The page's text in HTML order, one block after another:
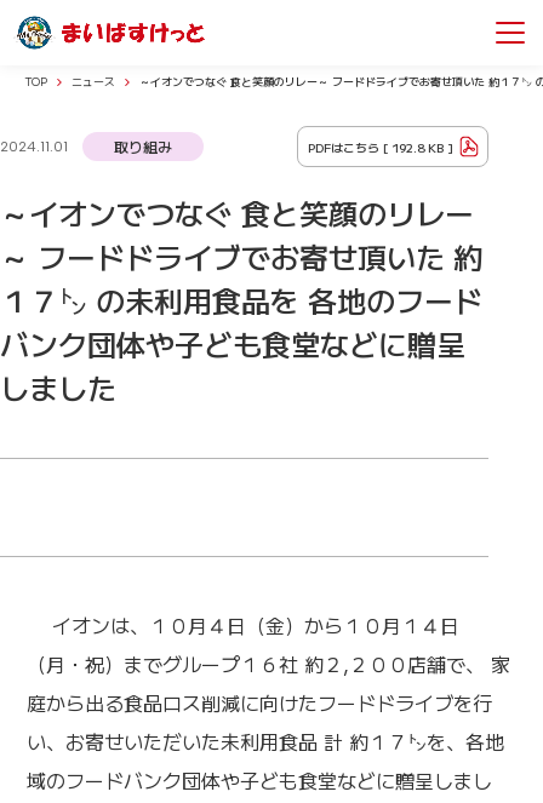
TOP ニュース ～イオンでつなぐ 食と笑顔のリレー～ フードドライブでお寄せ頂いた 約１７
2024.11.01 取り組み PDFはこちら [ 192.8 KB ]
～イオンでつなぐ 食と笑顔のリレー
～ フードドライブでお寄せ頂いた 約
１７㌧ の未利用食品を 各地のフード
バンク団体や子ども食堂などに贈呈
しました
イオンは、１０月４日（金）から１０月１４日
（月・祝）までグループ１６社 約２,２００店舗で、 家
庭から出る食品ロス削減に向けたフードドライブを行
い、お寄せいただいた未利用食品 計 約１７㌧を、各地
域のフードバンク団体や子ども食堂などに贈呈しまし